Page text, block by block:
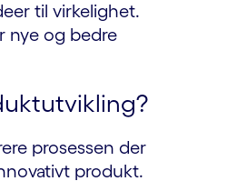
til virkelighet.
nye og bedre
prosessen der
produkt.